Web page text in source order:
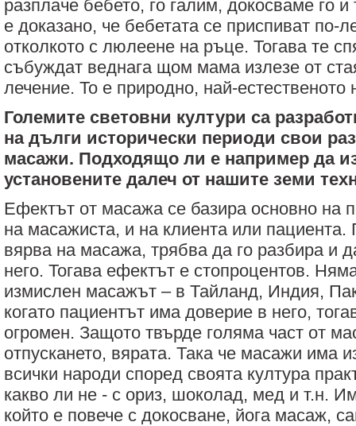
разплаче бебето, го галим, докосваме го
е доказано, че бебетата се приспиват по-
отколкото с люлеене на ръце. Тогава те
събуждат веднага щом мама излезе от
лечение. То е природно, най-естественото
Големите световни култури са
на дълги исторически периоди свои
масажи. Подходящо ли е например да
установените далеч от нашите земи
Ефектът от масажа се базира основно на
на масажиста, и на клиента или
вярва на масажа, трябва да го разбира и
него. Тогава ефектът е стопроцентов.
измислен масажът – в Тайланд, Индия,
когато пациентът има доверие в него,
огромен. Защото твърде голяма част от
отпускането, вярата. Така че масажи има
всички народи според своята култура
какво ли не - с ориз, шоколад, мед и т.н.
който е повече с докосване, йога масаж,